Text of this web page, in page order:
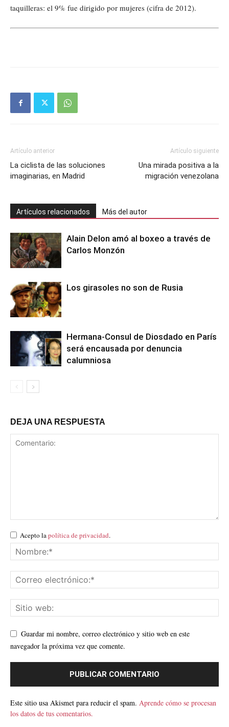
taquilleras: el 9% fue dirigido por mujeres (cifra de 2012).
Artículo anterior
La ciclista de las soluciones
imaginarias, en Madrid
Artículo siguiente
Una mirada positiva a la
migración venezolana
Artículos relacionados Más del autor
Alain Delon amó al boxeo a través de
Carlos Monzón
Los girasoles no son de Rusia
Hermana-Consul de Diosdado en París
será encausada por denuncia
calumniosa
DEJA UNA RESPUESTA
Acepto lapolítica de privacidad.
Guardar mi nombre, correo electrónico y sitio web en este
navegador la próxima vez que comente.
Este sitio usa Akismet para reducir el spam. Aprende cómo se procesan
los datos de tus comentarios.